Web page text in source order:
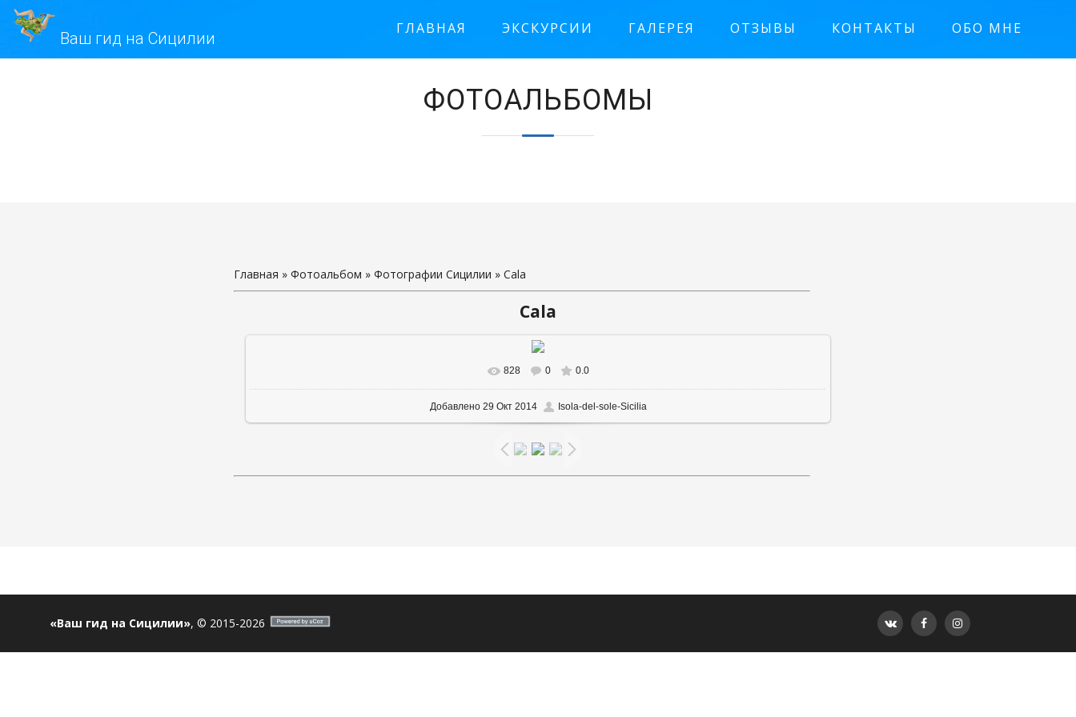
Ваш гид на Сицилии
ГЛАВНАЯ ЭКСКУРСИИ ГАЛЕРЕЯ ОТЗЫВЫ КОНТАКТЫ ОБО МНЕ
Главная » Фотоальбом » Фотографии Сицилии » Cala
Cala
В реальном размере 720x351
828 0 0.0
Добавлено29 Окт 2014 Isola-del-sole-Sicilia
«Ваш гид на Сицилии», © 2015-2026